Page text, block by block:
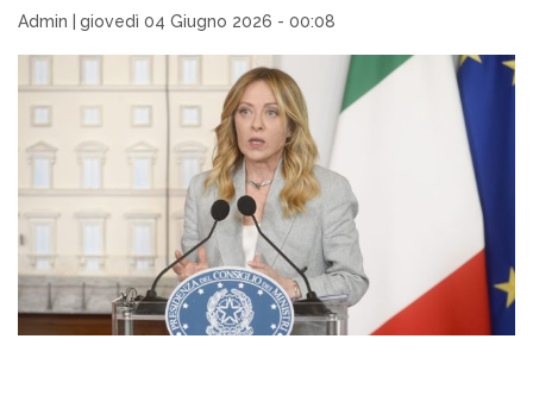
Admin giovedì 04 Giugno 2026 - 00:08